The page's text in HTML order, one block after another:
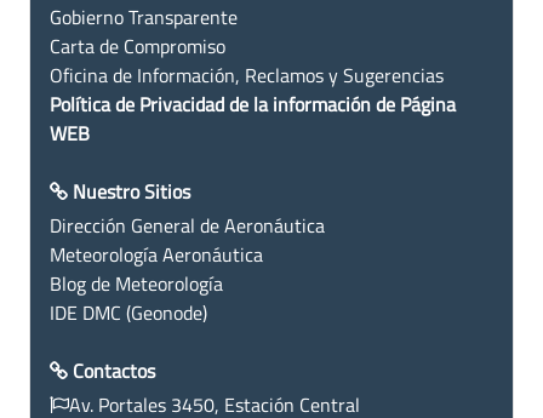
Gobierno Transparente
Carta de Compromiso
Oficina de Información, Reclamos y Sugerencias
Política de Privacidad de la información de Página
WEB
Nuestro Sitios
Dirección General de Aeronáutica
Meteorología Aeronáutica
Blog de Meteorología
IDE DMC (Geonode)
Contactos
Av. Portales 3450, Estación Central